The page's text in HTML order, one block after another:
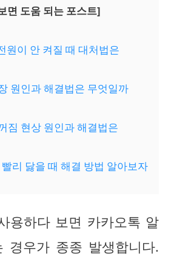
면 도움 되는 포스트]
원이 안 켜질 때 대처법은
원인과 해결법은 무엇일까
짐 현상 원인과 해결법은
리 닳을 때 해결 방법 알아보자
용하다 보면 카카오톡 알
경우가 종종 발생합니다.